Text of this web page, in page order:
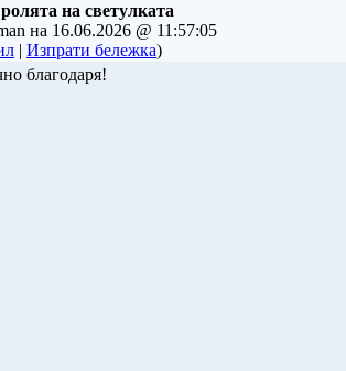
на светулката
на 16.06.2026 @ 11:57:05
| Изпрати бележка)
благодаря!